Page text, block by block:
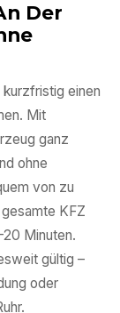
Der
einen
Mit
ganz
ohne
von zu
KFZ
Minuten.
gültig –
oder
.